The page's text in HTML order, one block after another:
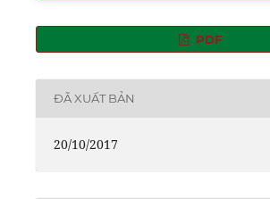
PDF
ĐÃ XUẤT BẢN
20/10/2017